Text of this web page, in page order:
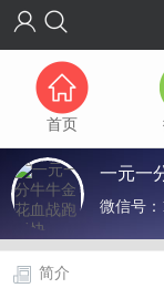
首页
一元一
微信号：
简介